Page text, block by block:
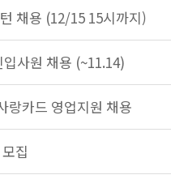
채용 (12/15 15시까지)
사원 채용 (~11.14)
랑카드 영업지원 채용
집